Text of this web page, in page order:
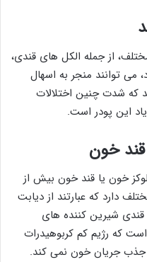
از جمله الکل های قندی،
می توانند منجر به اسهال
که شدت چنین اختلالات
این پودر است.
خون
خون یا قند خون بیش از
دارد که عبارتند از دیابت
شیرین کننده های
که رژیم کم کربوهیدرات
جذب جریان خون نمی کند.